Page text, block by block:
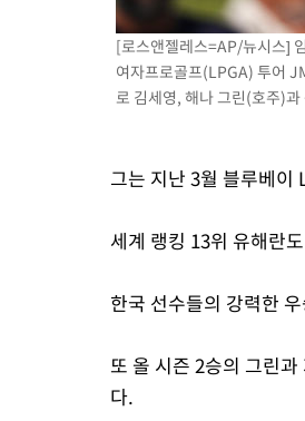
[로스앤젤레스=AP/뉴시스]
여자프로골프(LPGA) 투어
로 김세영, 해나 그린(호주)
그는 지난 3월 블루베이
세계 랭킹 13위 유해란
한국 선수들의 강력한
또 올 시즌 2승의 그린
다.